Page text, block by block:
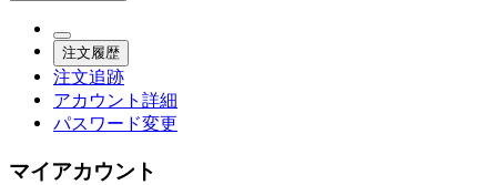
注文履歴
注文追跡
アカウント詳細
パスワード変更
マイアカウント